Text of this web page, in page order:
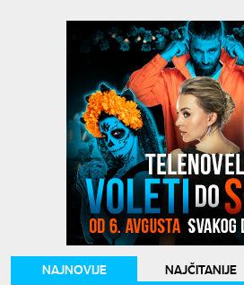
NAJNOVIJE NAJČITANIJE